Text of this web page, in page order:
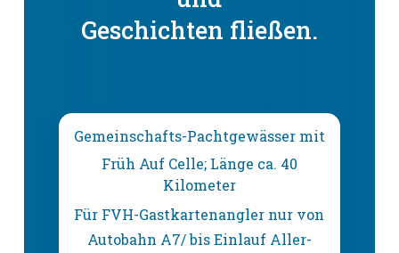
Geschichten fließen.
Gemeinschafts-Pachtgewässer mit
Früh Auf Celle; Länge ca. 40
Kilometer
Für FVH-Gastkartenangler nur von
Autobahn A7/ bis Einlauf Aller-